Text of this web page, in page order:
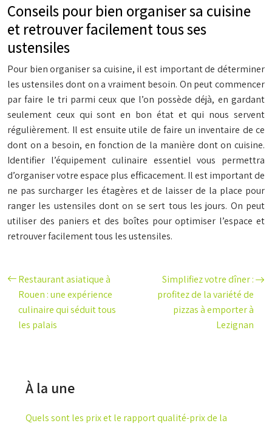
Conseils pour bien organiser sa cuisine
et retrouver facilement tous ses
ustensiles
Pour bien organiser sa cuisine, il est important de déterminer
les ustensiles dont on a vraiment besoin. On peut commencer
par faire le tri parmi ceux que l’on possède déjà, en gardant
seulement ceux qui sont en bon état et qui nous servent
régulièrement. Il est ensuite utile de faire un inventaire de ce
dont on a besoin, en fonction de la manière dont on cuisine.
Identifier l’équipement culinaire essentiel vous permettra
d’organiser votre espace plus efficacement. Il est important de
ne pas surcharger les étagères et de laisser de la place pour
ranger les ustensiles dont on se sert tous les jours. On peut
utiliser des paniers et des boîtes pour optimiser l’espace et
retrouver facilement tous les ustensiles.
Restaurant asiatique à
Rouen : une expérience
culinaire qui séduit tous
les palais
Simplifiez votre dîner :
profitez de la variété de
pizzas à emporter à
Lezignan
À la une
Quels sont les prix et le rapport qualité-prix de la